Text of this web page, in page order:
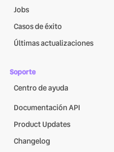
Jobs
Casos de éxito
Últimas actualizaciones
Soporte
Centro de ayuda
Documentación API
Product Updates
Changelog